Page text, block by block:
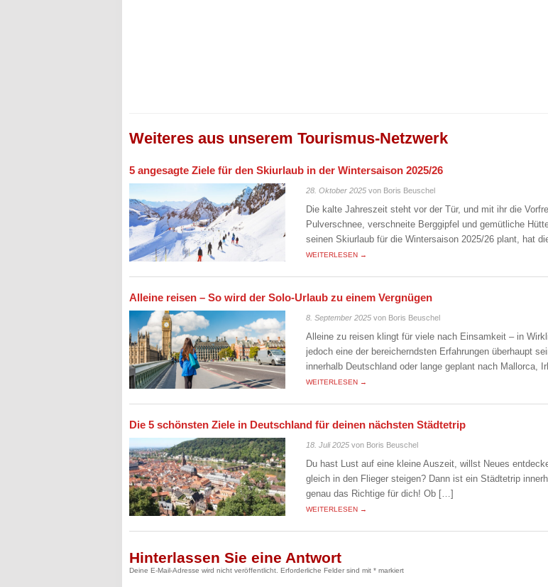
Weiteres aus unserem Tourismus-Netzwerk
5 angesagte Ziele für den Skiurlaub in der Wintersaison 2025/26
28. Oktober 2025 von Boris Beuschel
Die kalte Jahreszeit steht vor der Tür, und mit ihr die
Pulverschnee, verschneite Berggipfel und gemütliche
seinen Skiurlaub für die Wintersaison 2025/26 plant, hat
WEITERLESEN →
Alleine reisen – So wird der Solo-Urlaub zu einem Vergnügen
8. September 2025 von Boris Beuschel
Alleine zu reisen klingt für viele nach Einsamkeit – in
jedoch eine der bereicherndsten Erfahrungen überhaupt
innerhalb Deutschland oder lange geplant nach Mallorca,
WEITERLESEN →
Die 5 schönsten Ziele in Deutschland für deinen nächsten Städtetrip
18. Juli 2025 von Boris Beuschel
Du hast Lust auf eine kleine Auszeit, willst Neues
gleich in den Flieger steigen? Dann ist ein Städtetrip
genau das Richtige für dich! Ob […]
WEITERLESEN →
Hinterlassen Sie eine Antwort
Deine E-Mail-Adresse wird nicht veröffentlicht. Erforderliche Felder sind mit * markiert